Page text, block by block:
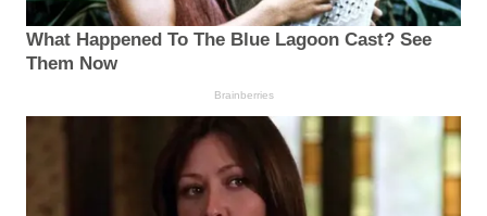
What Happened To The Blue Lagoon Cast? See
Them Now
Brainberries